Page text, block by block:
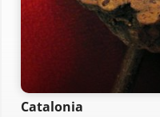
Catalonia